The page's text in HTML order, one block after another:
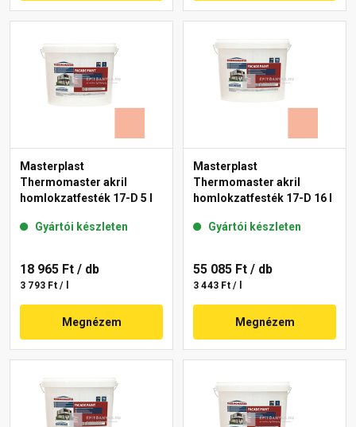
Masterplast
Thermomaster akril
homlokzatfesték 17-D 5 l
Gyártói készleten
18 965 Ft / db
3 793 Ft / l
Megnézem
Masterplast
Thermomaster akril
homlokzatfesték 17-D 16 l
Gyártói készleten
55 085 Ft / db
3 443 Ft / l
Megnézem